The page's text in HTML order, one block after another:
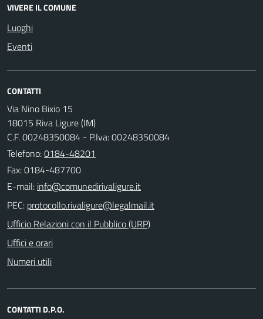
VIVERE IL COMUNE
Luoghi
Eventi
CONTATTI
Via Nino Bixio 15
18015 Riva Ligure (IM)
C.F. 00248350084 - P.Iva: 00248350084
Telefono:0184-48201
Fax: 0184-487700
E-mail:
PEC:
Ufficio Relazioni con il Pubblico (URP)
Uffici e orari
Numeri utili
CONTATTI D.P.O.